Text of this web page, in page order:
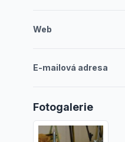
Web
E-mailová adresa
Fotogalerie